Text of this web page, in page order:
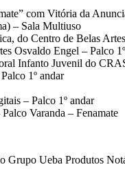
com Vitória da
– Sala Multiuso
do Centro de Belas
Osvaldo Engel – Palco
Infanto Juvenil do
1º andar
– Palco 1º andar
Varanda – Fenamate
Grupo Ueba Produtos